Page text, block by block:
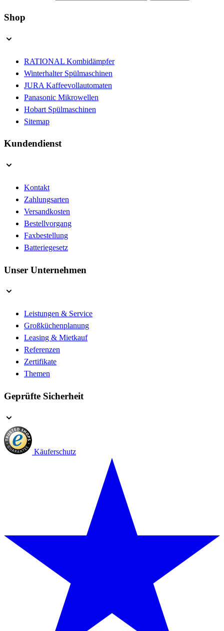
Shop
RATIONAL Kombidämpfer
Winterhalter Spülmaschinen
JURA Kaffeevollautomaten
Panasonic Mikrowellen
Hobart Spülmaschinen
Sitemap
Kundendienst
Kontakt
Zahlungsarten
Versandkosten
Bestellvorgang
Faxbestellung
Batteriegesetz
Unser Unternehmen
Leistungen & Service
Großküchenplanung
Leasing & Mietkauf
Referenzen
Zertifikate
Themen
Geprüfte Sicherheit
Käuferschutz